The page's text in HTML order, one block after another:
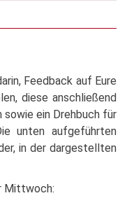
Feedback auf Eure
diese anschließend
sowie ein Drehbuch für
unten aufgeführten
in der dargestellten
Mittwoch: